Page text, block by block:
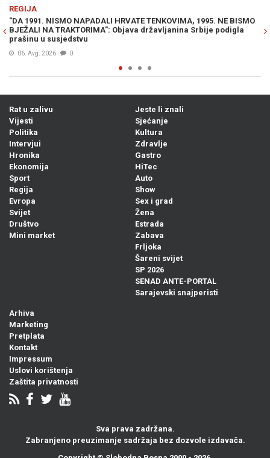
1995. NE BISMO
Srbije podigla
SRBI DIVLJAJU NA LJETOVANJU: "Ne moramo
seljačenje! Dno, dna"
Rat u zalivu
Vijesti
Politika
Intervjui
Hronika
Ekonomija
Sport
Regija
Evropa
Svijet
Društvo
Mini market
Jeste li znali
Sjećanje
Kultura
Zdravlje
Gastro
HiTec
Auto
Show
Sex i grad
Žena
Estrada
Zabava
Frljoka
Šareni svijet
SP 2026
SENAD ANTE-PORTAL
Sarajevski snajperisti
Arhiva
Marketing
Pretplata
Kontakt
Impressum
Uslovi korištenja
Zaštita privatnosti
Sva prava zadržana.
Zabranjeno preuzimanje sadržaja bez dozvole izdavača.